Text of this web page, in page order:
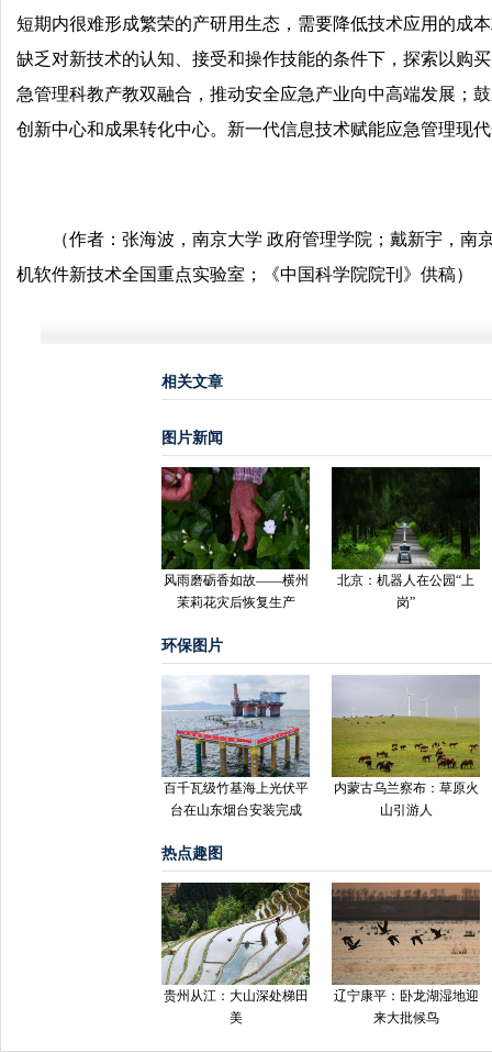
短期内很难形成繁荣的产研用生态，需要降低技术应用的成
缺乏对新技术的认知、接受和操作技能的条件下，探索以购
急管理科教产教双融合，推动安全应急产业向中高端发展；
创新中心和成果转化中心。新一代信息技术赋能应急管理现
（作者：张海波，南京大学 政府管理学院；戴新宇，
机软件新技术全国重点实验室；《中国科学院院刊》供稿）
相关文章